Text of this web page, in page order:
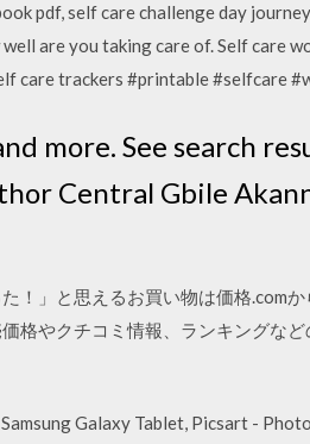
pdf, self care challenge day
well are you taking care of. Self care
care trackers #printable #selfcare
more. See search
Central Gbile
！」と思えるお買い物は価格.comか
格やクチコミ情報、ランキングな
Galaxy Tablet, Picsart -